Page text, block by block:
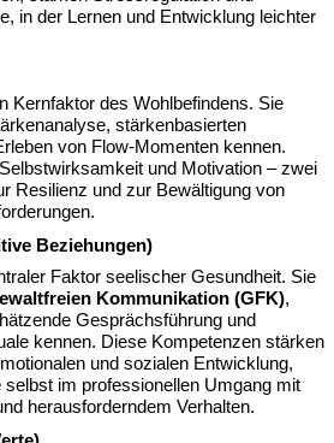
in der Lernen und Entwicklung leichter
Kernfaktor des Wohlbefindens. Sie
stärkenbasierten
von Flow-Momenten kennen.
und Motivation – zwei
Resilienz und zur Bewältigung von
Beziehungen)
Faktor seelischer Gesundheit. Sie
Kommunikation (GFK),
Gesprächsführung und
kennen. Diese Kompetenzen stärken
und sozialen Entwicklung,
im professionellen Umgang mit
herausforderndem Verhalten.